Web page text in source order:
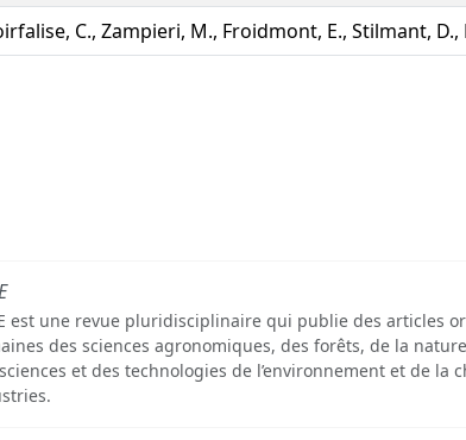
C., Zampieri, M., Froidmont, E., Stilmant, D.,
est une revue pluridisciplinaire qui publie des articles
des sciences agronomiques, des forêts, de la
et des technologies de l’environnement et de la